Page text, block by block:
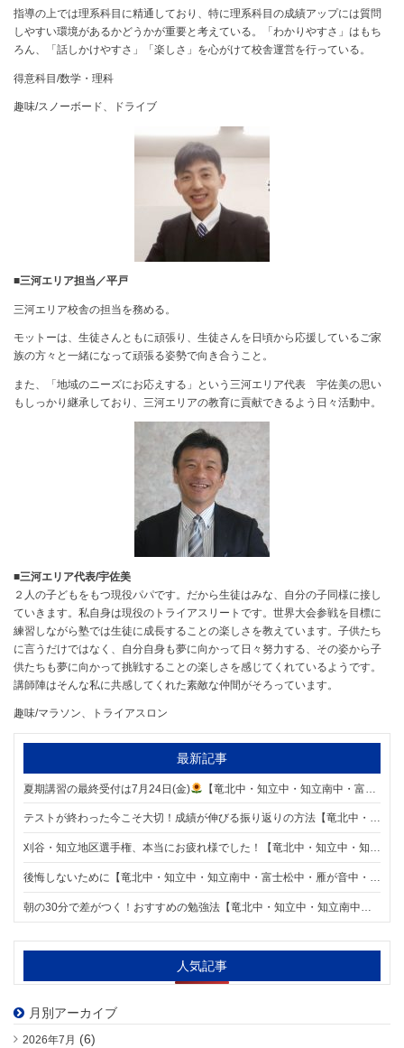
指導の上では理系科目に精通しており、特に理系科目の成績アップには質問
しやすい環境があるかどうかが重要と考えている。「わかりやすさ」はもち
ろん、「話しかけやすさ」「楽しさ」を心がけて校舎運営を行っている。
得意科目/数学・理科
趣味/スノーボード、ドライブ
■三河エリア担当／平戸
三河エリア校舎の担当を務める。
モットーは、生徒さんともに頑張り、生徒さんを日頃から応援しているご家
族の方々と一緒になって頑張る姿勢で向き合うこと。
また、「地域のニーズにお応えする」という三河エリア代表 宇佐美の思い
もしっかり継承しており、三河エリアの教育に貢献できるよう日々活動中。
■三河エリア代表/宇佐美
２人の子どもをもつ現役パパです。だから生徒はみな、自分の子同様に接し
ていきます。私自身は現役のトライアスリートです。世界大会参戦を目標に
練習しながら塾では生徒に成長することの楽しさを教えています。子供たち
に言うだけではなく、自分自身も夢に向かって日々努力する、その姿から子
供たちも夢に向かって挑戦することの楽しさを感じてくれているようです。
講師陣はそんな私に共感してくれた素敵な仲間がそろっています。
趣味/マラソン、トライアスロン
最新記事
夏期講習の最終受付は7月24日(金) 【竜北中・知立中・知立南中・富士松中・雁が音中・前林中エリアの個別指導塾 明海学院 知立校】
テストが終わった今こそ大切！成績が伸びる振り返りの方法【竜北中・知立中・知立南中・富士松中・雁が音中・前林中エリアの個別指導塾 明海学院 知立校】
刈谷・知立地区選手権、本当にお疲れ様でした！【竜北中・知立中・知立南中・富士松中・雁が音中・前林中エリアの個別指導塾 明海学院 知立校】
後悔しないために【竜北中・知立中・知立南中・富士松中・雁が音中・前林中エリアの個別指導塾 明海学院 知立校】
朝の30分で差がつく！おすすめの勉強法【竜北中・知立中・知立南中・富士松中・雁が音中・前林中エリアの個別指導塾 明海学院 知立校】
人気記事
月別アーカイブ
2026年7月 (6)